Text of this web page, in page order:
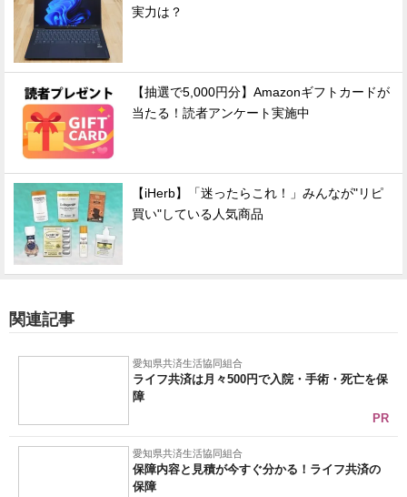
実力は？
【抽選で5,000円分】Amazonギフトカードが
当たる！読者アンケート実施中
【iHerb】「迷ったらこれ！」みんなが"リピ
買い"している人気商品
関連記事
愛知県共済生活協同組合
ライフ共済は月々500円で入院・手術・死亡を保
障
PR
愛知県共済生活協同組合
保障内容と見積が今すぐ分かる！ライフ共済の
保障